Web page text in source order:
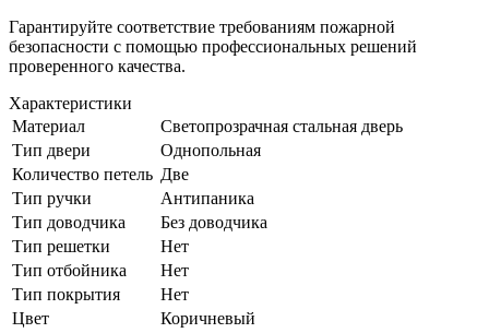
Гарантируйте соответствие требованиям пожарной
безопасности с помощью профессиональных решений
проверенного качества.
Характеристики
Материал
Светопрозрачная стальная дверь
Тип двери
Однопольная
Количество петель Две
Тип ручки
Антипаника
Тип доводчика
Без доводчика
Тип решетки
Нет
Тип отбойника
Нет
Тип покрытия
Нет
Цвет
Коричневый